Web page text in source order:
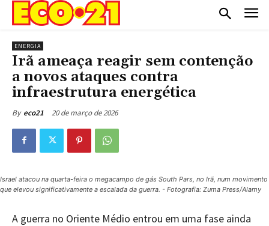
ENERGIA
Irã ameaça reagir sem contenção
a novos ataques contra
infraestrutura energética
By eco21 20 de março de 2026
Israel atacou na quarta-feira o megacampo de gás South Pars, no Irã, num movimento
que elevou significativamente a escalada da guerra. - Fotografia: Zuma Press/Alamy
A guerra no Oriente Médio entrou em uma fase ainda